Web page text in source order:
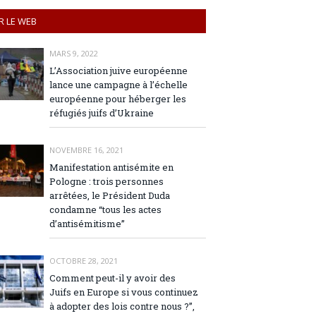
LE WEB
MARS 9, 2022
L’Association juive européenne
lance une campagne à l’échelle
européenne pour héberger les
réfugiés juifs d’Ukraine
NOVEMBRE 16, 2021
Manifestation antisémite en
Pologne : trois personnes
arrêtées, le Président Duda
condamne “tous les actes
d’antisémitisme”
OCTOBRE 28, 2021
Comment peut-il y avoir des
Juifs en Europe si vous continuez
à adopter des lois contre nous ?”,